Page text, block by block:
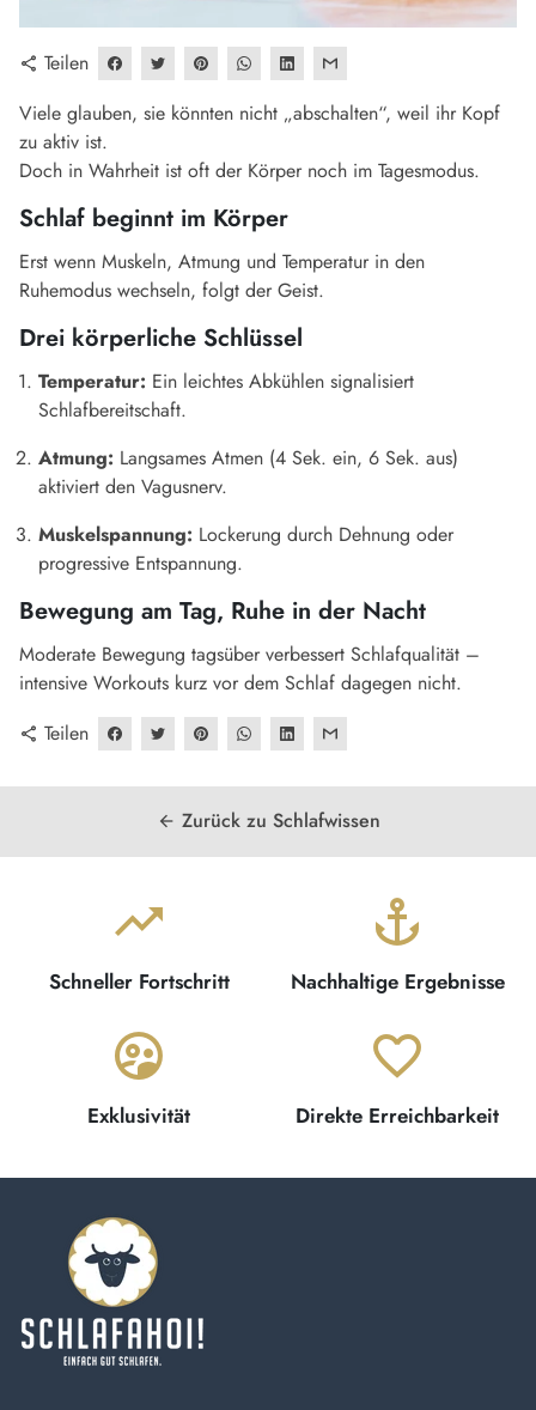
share Teilen
Viele glauben, sie könnten nicht „abschalten“, weil ihr Kopf
zu aktiv ist.
Doch in Wahrheit ist oft der Körper noch im Tagesmodus.
Schlaf beginnt im Körper
Erst wenn Muskeln, Atmung und Temperatur in den
Ruhemodus wechseln, folgt der Geist.
Drei körperliche Schlüssel
Temperatur: Ein leichtes Abkühlen signalisiert
Schlafbereitschaft.
Atmung: Langsames Atmen (4 Sek. ein, 6 Sek. aus)
aktiviert den Vagusnerv.
Muskelspannung: Lockerung durch Dehnung oder
progressive Entspannung.
Bewegung am Tag, Ruhe in der Nacht
Moderate Bewegung tagsüber verbessert Schlafqualität –
intensive Workouts kurz vor dem Schlaf dagegen nicht.
share Teilen
arrow_back Zurück zu Schlafwissen
trending_up
Schneller Fortschritt
anchor
Nachhaltige Ergebnisse
supervised_user_circle
Exklusivität
favorite_border
Direkte Erreichbarkeit